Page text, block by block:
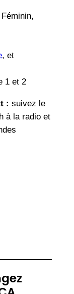
, et
1 et 2
: suivez le
à la radio et